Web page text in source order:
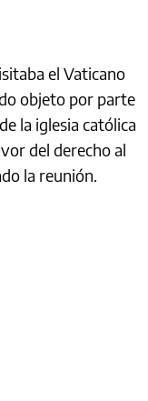
el Vaticano
objeto por parte
la iglesia católica
del derecho al
la reunión.